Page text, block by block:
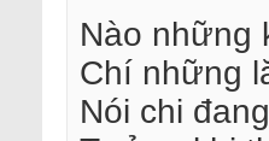
Nào những
Chí những
Nói chi